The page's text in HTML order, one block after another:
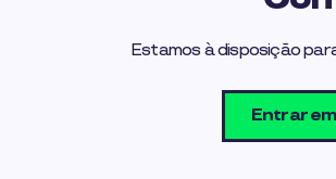
Estamos à disposição
Entrar